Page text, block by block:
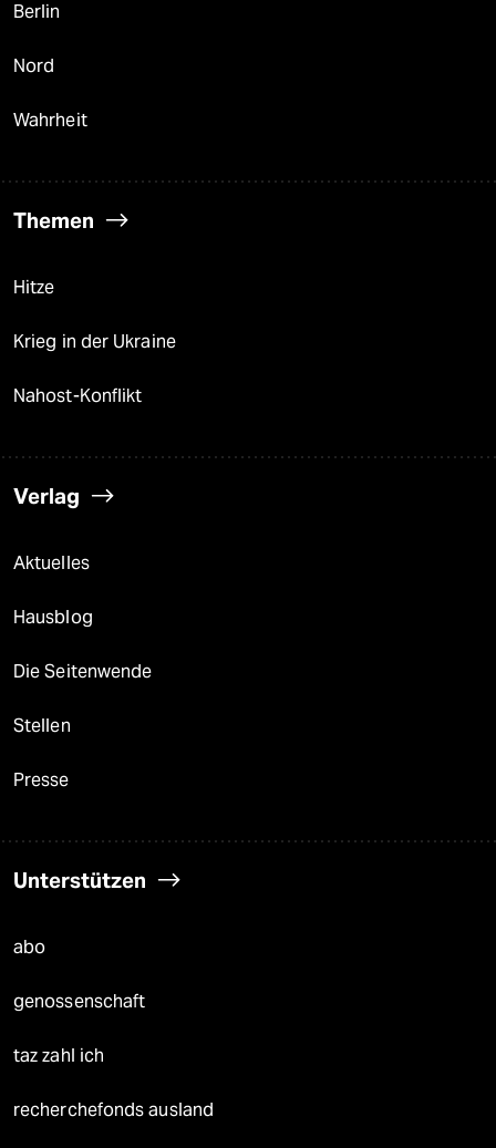
Berlin
Nord
Wahrheit
Themen
Hitze
Krieg in der Ukraine
Nahost-Konflikt
Verlag
Aktuelles
Hausblog
Die Seitenwende
Stellen
Presse
Unterstützen
abo
genossenschaft
taz zahl ich
recherchefonds ausland